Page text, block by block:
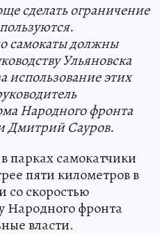
сделать ограничение
самокаты должны
Ульяновска
использование этих
Народного фронта
Дмитрий Сауров.
парках самокатчики
пяти километров в
со скоростью
фронта
власти.